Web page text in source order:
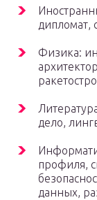
дипломат,
Физика:
дело,
профиля,
данных,